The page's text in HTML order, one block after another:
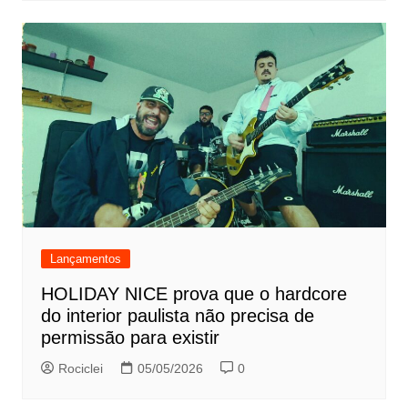
Lançamentos
HOLIDAY NICE prova que o hardcore
do interior paulista não precisa de
permissão para existir
Rociclei 05/05/2026 0